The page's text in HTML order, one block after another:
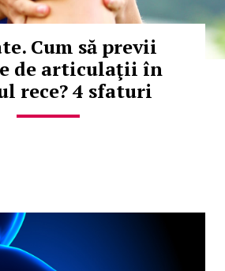
Cum să previi
de articulaţii în
rece? 4 sfaturi